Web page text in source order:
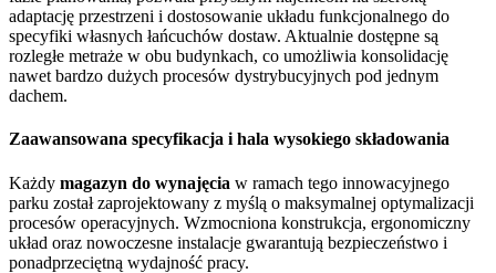
adaptację przestrzeni i dostosowanie układu funkcjonalnego do
specyfiki własnych łańcuchów dostaw. Aktualnie dostępne są
rozległe metraże w obu budynkach, co umożliwia konsolidację
nawet bardzo dużych procesów dystrybucyjnych pod jednym
dachem.
Zaawansowana specyfikacja i hala wysokiego składowania
Każdy magazyn do wynajęcia w ramach tego innowacyjnego
parku został zaprojektowany z myślą o maksymalnej optymalizacji
procesów operacyjnych. Wzmocniona konstrukcja, ergonomiczny
układ oraz nowoczesne instalacje gwarantują bezpieczeństwo i
ponadprzeciętną wydajność pracy.